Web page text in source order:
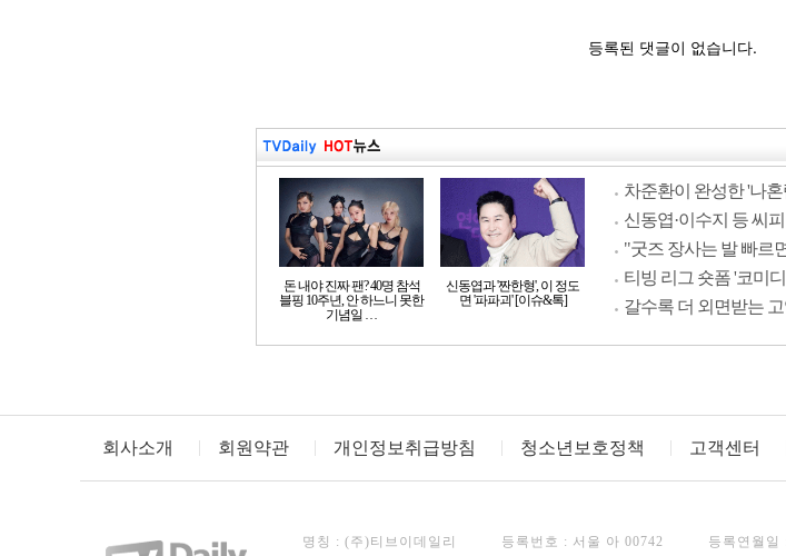
돈 내야 진짜 팬? 40명 참석
블핑 10주년, 안 하느니 못한
기념일 …
신동엽과 '짠한형', 이 정도
면 '파파괴' [이슈&톡]
차준환이 완성한 '나
신동엽·이수지 등 씨
"굿즈 장사는 발 빠르
티빙 리그 숏폼 '코미
갈수록 더 외면받는
회사소개 회원약관 개인정보취급방침 청소년보호정책 고객센터
명칭 : (주)티브이데일리 등록번호 : 서울 아 00742 등록연월일